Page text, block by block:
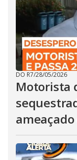
DO R7/28/05/2026
Motorista